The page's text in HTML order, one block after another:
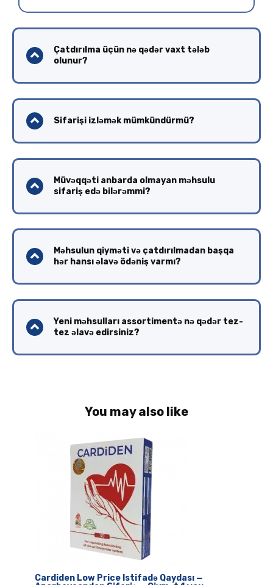
Çatdırılma üçün nə qədər vaxt tələb
olunur?
Sifarişi izləmək mümkündürmü?
Müvəqqəti anbarda olmayan məhsulu
sifariş edə bilərəmmi?
Məhsulun qiyməti və çatdırılmadan başqa
hər hansı əlavə ödəniş varmı?
Yeni məhsulları assortimentə nə qədər tez-
tez əlavə edirsiniz?
You may also like
Cardiden Low Price Istifadə Qaydası —